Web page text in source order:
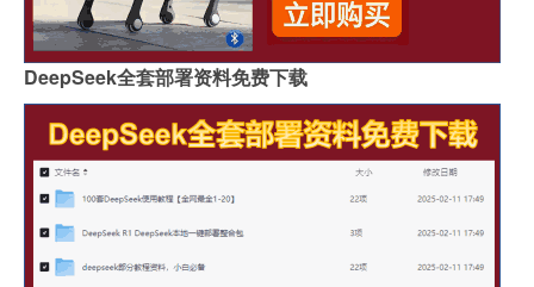
DeepSeek全套部署资料免费下载